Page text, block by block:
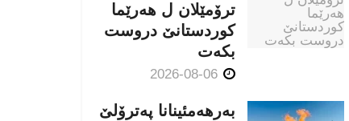
ترۆمێلان ل هەرێما
كوردستانێ دروست
بكەت
بەرهەمئینانا په‌ترۆلێ